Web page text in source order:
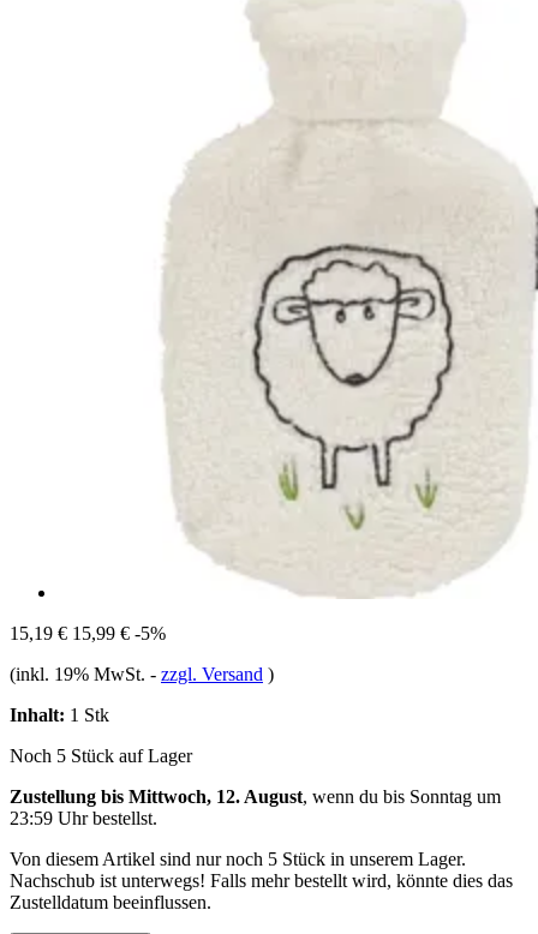
15,19 € 15,99 € -5%
(inkl. 19% MwSt. - zzgl. Versand )
Inhalt: 1 Stk
Noch 5 Stück auf Lager
Zustellung bis Mittwoch, 12. August, wenn du bis Sonntag um
23:59 Uhrbestellst.
Von diesem Artikel sind nur noch 5 Stück in unserem Lager.
Nachschub ist unterwegs! Falls mehr bestellt wird, könnte dies das
Zustelldatum beeinflussen.